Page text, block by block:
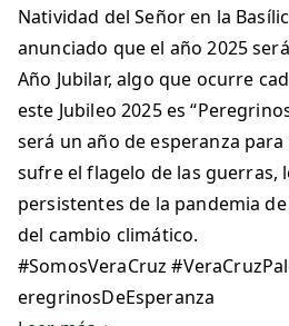
Natividad del Señor en la
anunciado que el año 2025
Año Jubilar, algo que ocurre
este Jubileo 2025 es
será un año de esperanza
sufre el flagelo de las guerras,
persistentes de la pandemia de
del cambio climático.
#SomosVeraCruz
eregrinosDeEsperanza